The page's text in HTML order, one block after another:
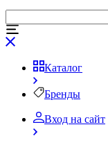
Каталог
Бренды
Вход на сайт